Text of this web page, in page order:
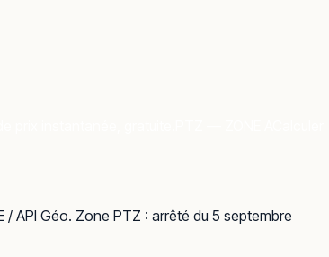
/ API Géo. Zone PTZ : arrêté du 5 septembre